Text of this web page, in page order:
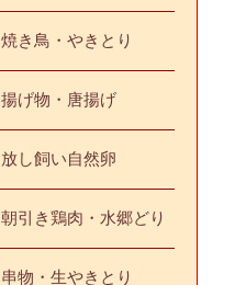
焼き鳥・やきとり
揚げ物・唐揚げ
放し飼い自然卵
朝引き鶏肉・水郷どり
串物・生やきとり